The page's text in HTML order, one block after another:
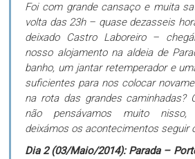
Foi com grande cansaço e muita
volta das 23h – quase dezasseis
deixado Castro Laboreiro –
nosso alojamento na aldeia de
banho, um jantar retemperador e
suficientes para nos colocar
na rota das grandes caminhadas?
não pensávamos muito nisso,
deixámos os acontecimentos seguir
Dia 2 (03/Maio/2014): Parada –